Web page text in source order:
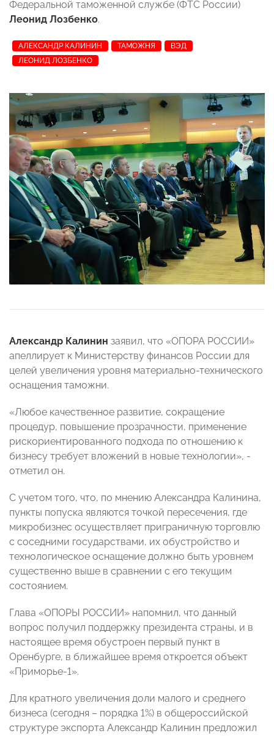
Федеральной таможенной службе (ФТС России)
Леонид Лозбенко.
АЛЕКСАНДР КАЛИНИН ТАМОЖНЯ
ВЭД
ЛЕОНИД ЛОЗБЕНКО
Александр Калинин заявил, что «ОПОРА РОССИИ»
апеллирует к Министерству финансов России для
целей увеличения уровня материально-технического
оснащения таможни.
«Любое качественное развитие, сокращение
процедур, повышение прозрачности, применение
рискориентированного подхода по отношению к
бизнесу требует вложений в новые технологии», -
отметил он.
С учетом того, что, по мнению Александра Калинина,
пункты попуска являются точкой пересечения, где
микробизнес осуществляет приграничную торговлю
с соседними государствами, их обустройство и
технологическое оснащение должно быть уровнем
существенно выше в сравнении с его текущим
состоянием.
Глава «ОПОРЫ РОССИИ» напомнил, что данный
вопрос получил поддержку президента страны, и в
настоящее время обустроен первый пункт в
Оренбурге, в ближайшее время откроется объект
«Приморье-1».
Для кратного увеличения доли малого и среднего
бизнеса (сегодня – порядка 1%) в общероссийской
структуре экспорта Александр Калинин предложил